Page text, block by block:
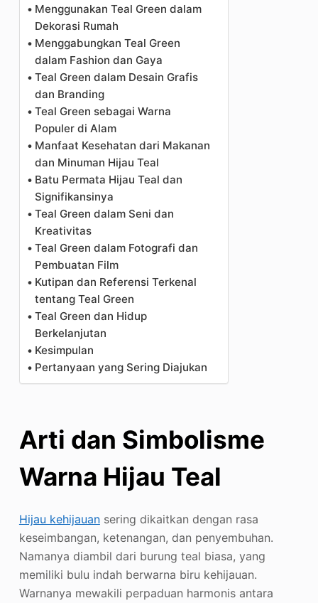
Menggunakan Teal Green dalam
Dekorasi Rumah
Menggabungkan Teal Green
dalam Fashion dan Gaya
Teal Green dalam Desain Grafis
dan Branding
Teal Green sebagai Warna
Populer di Alam
Manfaat Kesehatan dari Makanan
dan Minuman Hijau Teal
Batu Permata Hijau Teal dan
Signifikansinya
Teal Green dalam Seni dan
Kreativitas
Teal Green dalam Fotografi dan
Pembuatan Film
Kutipan dan Referensi Terkenal
tentang Teal Green
Teal Green dan Hidup
Berkelanjutan
Kesimpulan
Pertanyaan yang Sering Diajukan
Arti dan Simbolisme
Warna Hijau Teal
Hijau kehijauansering dikaitkan dengan rasa
keseimbangan, ketenangan, dan penyembuhan.
Namanya diambil dari burung teal biasa, yang
memiliki bulu indah berwarna biru kehijauan.
Warnanya mewakili perpaduan harmonis antara